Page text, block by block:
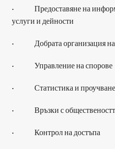
·              Предоставяне на
услуги и дейности
·              Добрата
·              Управление на спорове
·              Статистика и
·              Връзки с
·              Контрол на достъпа